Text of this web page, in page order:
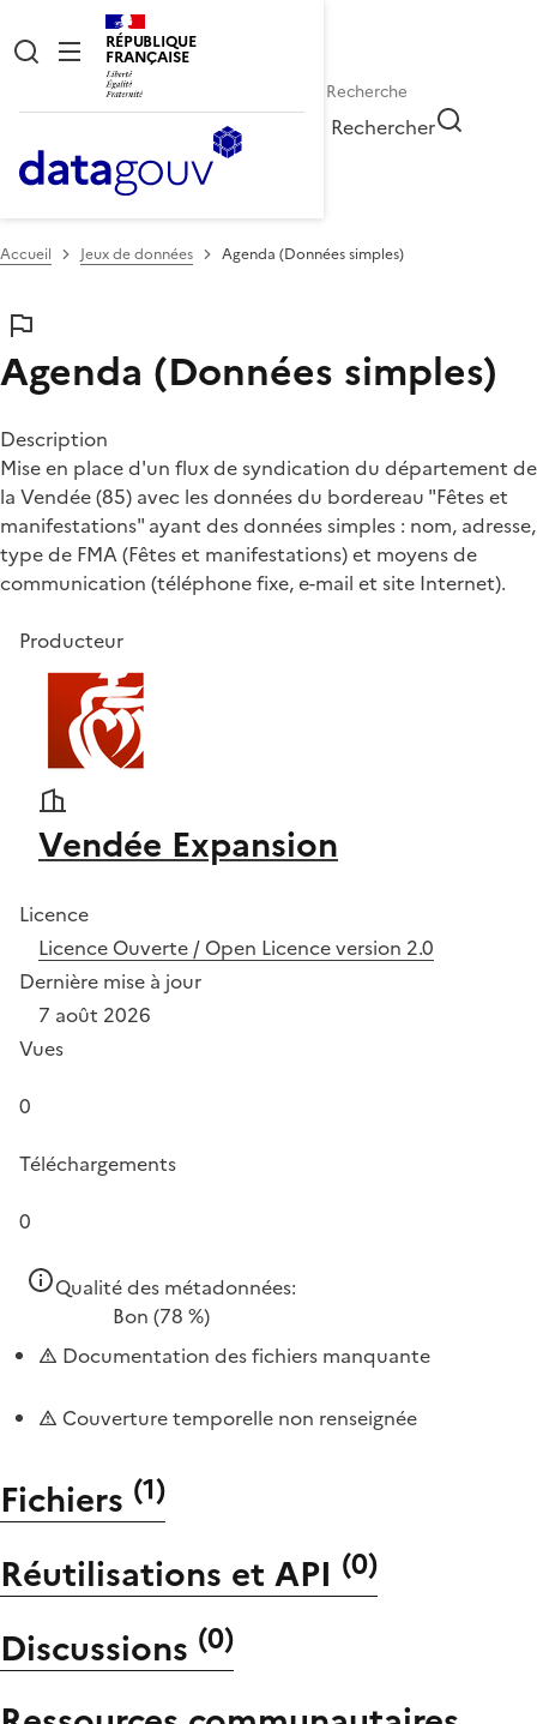
RÉPUBLIQUE
FRANÇAISE
Rechercher
Accueil Jeux de données Agenda (Données simples)
Agenda (Données simples)
Description
Mise en place d'un flux de syndication du département de
la Vendée (85) avec les données du bordereau "Fêtes et
manifestations" ayant des données simples : nom, adresse,
type de FMA (Fêtes et manifestations) et moyens de
communication (téléphone fixe, e-mail et site Internet).
Producteur
Vendée Expansion
Licence
Licence Ouverte / Open Licence version 2.0
Dernière mise à jour
7 août 2026
Vues
0
Téléchargements
0
Qualité des métadonnées:
Bon (78 %)
Documentation des fichiers manquante
Couverture temporelle non renseignée
Fichiers (1)
Réutilisations et API (0)
Discussions (0)